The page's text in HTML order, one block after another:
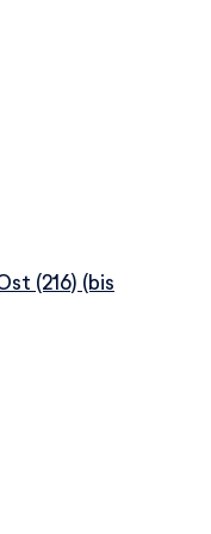
(216) (bis